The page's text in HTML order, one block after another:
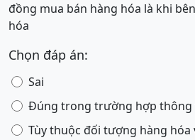
đồng mua bán hàng hóa là khi
hóa
Chọn đáp án:
Sai
Đúng trong trường hợp
Tùy thuộc đối tượng hàng hóa